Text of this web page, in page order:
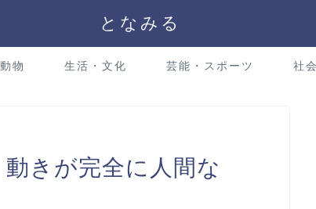
となみる
動物 生活・文化 芸能・スポーツ 社
きが完全に人間な